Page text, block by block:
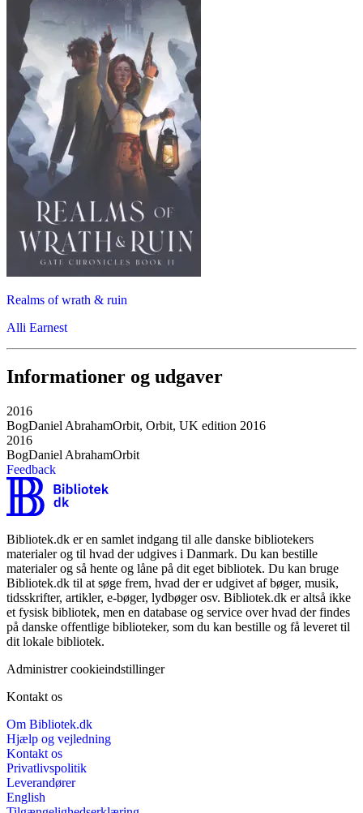
Realms of wrath & ruin
Alli Earnest
Informationer og udgaver
2016
BogDaniel AbrahamOrbit, Orbit, UK edition 2016
2016
BogDaniel AbrahamOrbit
Feedback
Bibliotek.dk er en samlet indgang til alle danske bibliotekers
materialer og til hvad der udgives i Danmark. Du kan bestille
materialer og så hente og låne på dit eget bibliotek. Du kan bruge
Bibliotek.dk til at søge frem, hvad der er udgivet af bøger, musik,
tidsskrifter, artikler, e-bøger, lydbøger osv. Bibliotek.dk er altså ikke
et fysisk bibliotek, men en database og service over hvad der findes
på danske offentlige biblioteker, som du kan bestille og få leveret til
dit lokale bibliotek.
Administrer cookieindstillinger
Kontakt os
Om Bibliotek.dk
Hjælp og vejledning
Kontakt os
Privatlivspolitik
Leverandører
English